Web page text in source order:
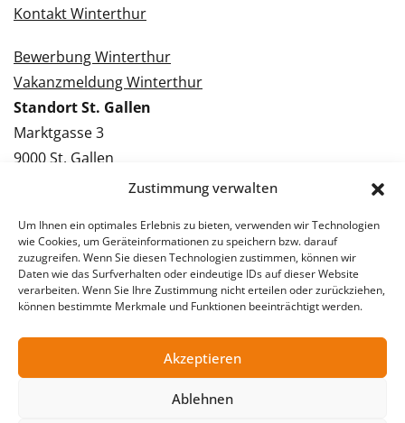
Zustimmung verwalten
Um Ihnen ein optimales Erlebnis zu bieten, verwenden wir Technologien
wie Cookies, um Geräteinformationen zu speichern bzw. darauf
zuzugreifen. Wenn Sie diesen Technologien zustimmen, können wir
Daten wie das Surfverhalten oder eindeutige IDs auf dieser Website
verarbeiten. Wenn Sie Ihre Zustimmung nicht erteilen oder zurückziehen,
können bestimmte Merkmale und Funktionen beeinträchtigt werden.
Akzeptieren
Ablehnen
Kontakt Winterthur
Bewerbung Winterthur
Vakanzmeldung Winterthur
Standort St. Gallen
Marktgasse 3
9000 St. Gallen
Tel.: 071 228 09 09
Bewerbung St. Gallen
Vakanzmeldung St. Gallen
© 2026 Stellentreff AG